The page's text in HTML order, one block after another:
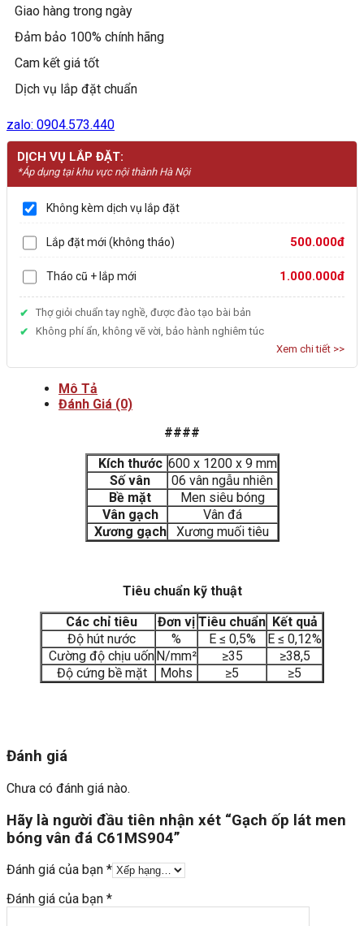
lượng
Giao hàng trong ngày
Đảm bảo 100% chính hãng
Cam kết giá tốt
Dịch vụ lắp đặt chuẩn
zalo: 0904.573.440
DỊCH VỤ LẮP ĐẶT:
*Áp dụng tại khu vực nội thành Hà Nội
Không kèm dịch vụ lắp đặt
Lắp đặt mới (không tháo) 500.000đ
Tháo cũ + lắp mới 1.000.000đ
Thợ giỏi chuẩn tay nghề, được đào tạo bài bản
Không phí ẩn, không vẽ vời, bảo hành nghiêm túc
Xem chi tiết >>
Mô Tả
Đánh Giá (0)
####
Kích thước 600 x 1200 x 9 mm
Số vân
06 vân ngẫu nhiên
Bề mặt
Men siêu bóng
Vân gạch
Vân đá
Xương gạch
Xương muối tiêu
Tiêu chuẩn kỹ thuật
Các chỉ tiêu
Đơn vị Tiêu chuẩn Kết quả
Độ hút nước
% E ≤ 0,5%
E ≤ 0,12%
Cường độ chịu uốn N/mm² ≥35
≥38,5
Độ cứng bề mặt
Mohs ≥5 ≥5
Đánh giá
Chưa có đánh giá nào.
Hãy là người đầu tiên nhận xét “Gạch ốp lát men
bóng vân đá C61MS904”
Đánh giá của bạn *
Đánh giá của bạn *